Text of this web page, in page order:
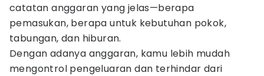
catatan anggaran yang jelas—berapa
pemasukan, berapa untuk kebutuhan pokok,
tabungan, dan hiburan.
Dengan adanya anggaran, kamu lebih mudah
mengontrol pengeluaran dan terhindar dari